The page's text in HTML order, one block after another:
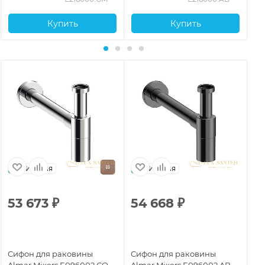
Купить Купить
Италия
53 673 ₽
Сифон для раковины
Италия
54 668 ₽
Сифон для раковины